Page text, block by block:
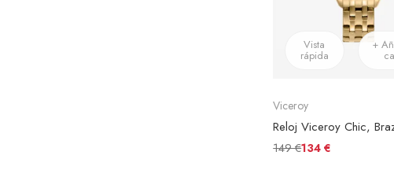
Vista
rápida
+
Viceroy
149 €134 €